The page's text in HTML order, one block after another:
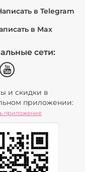
в Telegram
в Max
сети:
и скидки в
приложении:
приложение